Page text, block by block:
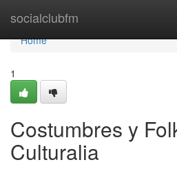
socialclubfm
Home
Home
1
Costumbres y
Culturalia